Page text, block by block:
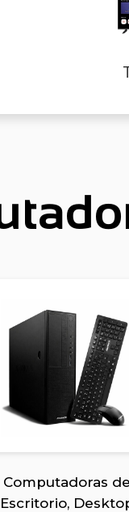
Computadoras
Escritorio,